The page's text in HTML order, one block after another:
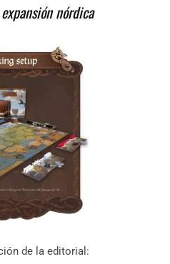
nórdica
de la editorial: